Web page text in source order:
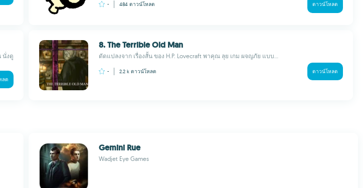
- 484 ดาวน์โหลด ดาวน์โหลด
นั่งดู
ลด
8. The Terrible Old Man
ดัดแปลงจาก เรื่องสั้น ของ H.P. Lovecraft พาคุณ ลุย เกม ผจญภัย แบบ...
- 2.2 k ดาวน์โหลด ดาวน์โหลด
Gemini Rue
Wadjet Eye Games